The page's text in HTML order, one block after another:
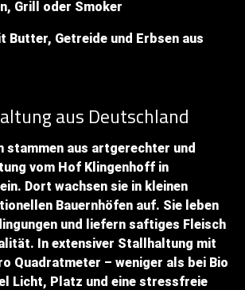
Grill oder Smoker
Butter, Getreide und Erbsen aus
aus Deutschland
stammen aus artgerechter und
vom Hof Klingenhoff in
Dort wachsen sie in kleinen
Bauernhöfen auf. Sie leben
und liefern saftiges Fleisch
In extensiver Stallhaltung mit
Quadratmeter – weniger als bei Bio
Licht, Platz und eine stressfreie